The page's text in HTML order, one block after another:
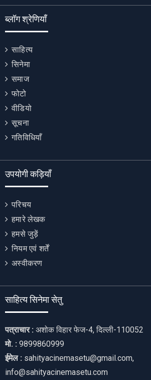
ब्लॉग श्रेणियाँ
साहित्य
सिनेमा
समाज
फोटो
वीडियो
सूचना
गतिविधियाँ
उपयोगी कड़ियाँ
परिचय
हमारे लेखक
हमसे जुड़ें
नियम एवं शर्तें
अस्वीकरण
साहित्य सिनेमा सेतु
पत्राचार : अशोक विहार फेज-4, दिल्ली-110052
मो. : 9899860999
ईमेल : sahityacinemasetu@gmail.com,
info@sahityacinemasetu.com